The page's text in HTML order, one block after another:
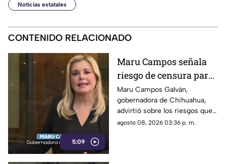
Noticias estatales
CONTENIDO RELACIONADO
5:09
Maru Campos señala
riesgo de censura para
medios y periodistas
ante nuevos
lineamientos de
audiencias
Maru Campos Galván,
gobernadora de Chihuahua,
advirtió sobre los riesgos que
podrían representar los nuevos
agosto 08, 2026 03:36 p. m.